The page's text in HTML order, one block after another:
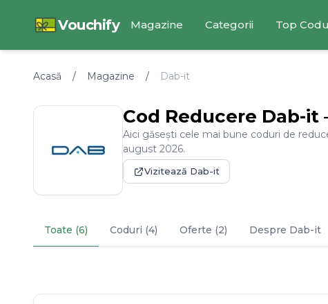
Vouchify Magazine Categorii Top
Acasă / Magazine / Dab-it
Cod Reducere Dab-it
Aici găsești cele mai bune coduri de
august 2026.
Vizitează Dab-it
Toate (6) Coduri (4) Oferte (2) Despre Dab-it